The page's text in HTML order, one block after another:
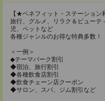
【★ベネフィット・ステーション
旅行、グルメ、リラク＆ビュー
児、ペットなど
各種ジャンルのお得な特典多数！
＜一例＞
◆テーマパーク割引
◆宿泊、旅行割引
◆各種飲食店割引
◆飲食チェーン店クーポン
◆サロン、スパ、ジム割引など